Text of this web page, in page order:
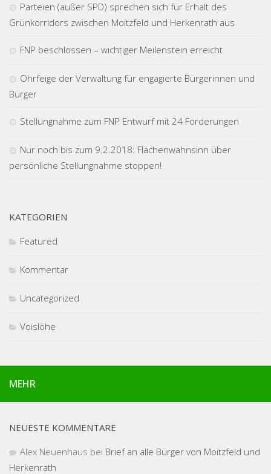
Parteien (außer SPD) sprechen sich für Erhalt des
Grünkorridors zwischen Moitzfeld und Herkenrath aus
FNP beschlossen – wichtiger Meilenstein erreicht
Ohrfeige der Verwaltung für engagierte Bürgerinnen und
Bürger
Stellungnahme zum FNP Entwurf mit 24 Forderungen
Nur noch bis zum 9.2.2018: Flächenwahnsinn über
persönliche Stellungnahme stoppen!
KATEGORIEN
Featured
Kommentar
Uncategorized
Voislöhe
MEHR
NEUESTE KOMMENTARE
Alex Neuenhaus bei Brief an alle Bürger von Moitzfeld und
Herkenrath